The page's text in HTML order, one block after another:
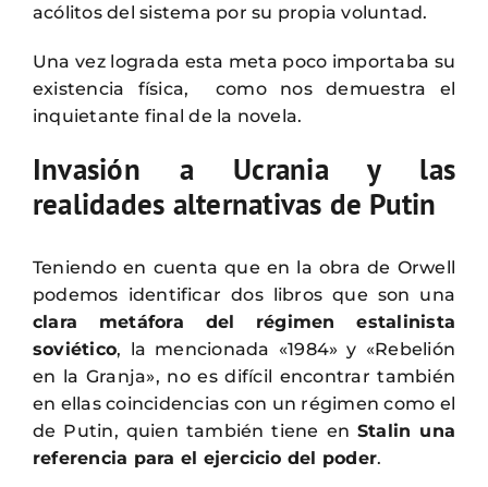
acólitos del sistema por su propia voluntad.
Una vez lograda esta meta poco importaba su
existencia física, como nos demuestra el
inquietante final de la novela.
Invasión a Ucrania y las
realidades alternativas de Putin
Teniendo en cuenta que en la obra de Orwell
podemos identificar dos libros que son una
clara metáfora del régimen estalinista
soviético, la mencionada «1984» y «Rebelión
en la Granja», no es difícil encontrar también
en ellas coincidencias con un régimen como el
de Putin, quien también tiene en Stalin una
referencia para el ejercicio del poder.